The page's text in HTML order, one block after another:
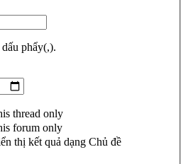
phẩy(,).
thread only
forum only
thị kết quả dạng Chủ đề